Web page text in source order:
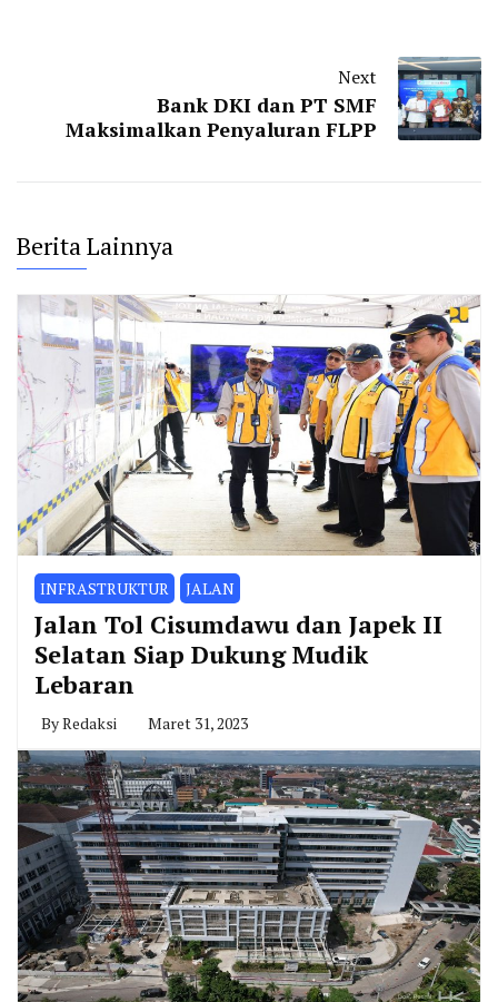
Next
Bank DKI dan PT SMF
Maksimalkan Penyaluran FLPP
Berita Lainnya
INFRASTRUKTUR JALAN
Jalan Tol Cisumdawu dan Japek II
Selatan Siap Dukung Mudik
Lebaran
ByRedaksi Maret 31, 2023